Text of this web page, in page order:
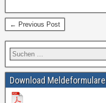
← Previous Post
Download Meldeformulare